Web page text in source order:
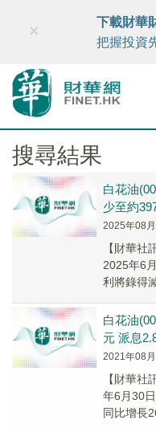
財華智庫網
×
下載財華
把握投資
搜尋結果
白花油
少至約
2025年08
【財華
2025年6
利將錄得
白花油
元 派息
2021年08
【財華社
年6月30
同比增長